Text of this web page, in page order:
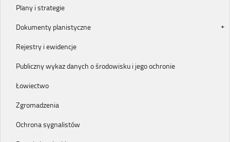
Plany i strategie
Dokumenty planistyczne
Rejestry i ewidencje
Publiczny wykaz danych o środowisku i jego ochronie
Łowiectwo
Zgromadzenia
Ochrona sygnalistów